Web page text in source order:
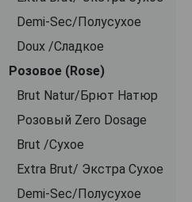
Demi-Sec/Полусухое
Doux /Сладкое
Розовое (Rose)
Brut Natur/Брют Натюр
Розовый Zero Dosage
Brut /Сухое
Extra Brut/ Экстра Сухое
Demi-Sec/Полусухое